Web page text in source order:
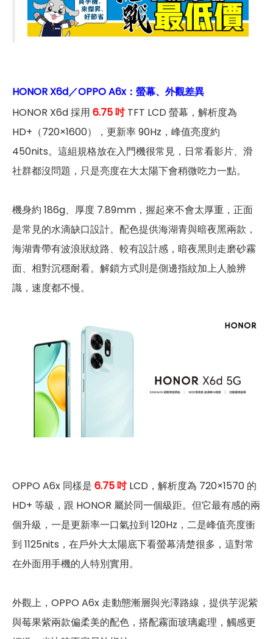
HONOR X6d／OPPO A6x：螢幕、外觀差異
HONOR X6d 採用 6.75 吋TFT LCD 螢幕，解析度為
HD+（720×1600），更新率 90Hz，峰值亮度約
450nits。這組規格放在入門機很常見，日常看影片、滑
社群都沒問題，只是亮度在大太陽下會稍微吃力一點。
機身約 186g、厚度 7.89mm，握起來不會太厚重，正面
是常見的水滴缺口設計。配色提供海湖青與暗夜黑兩款，
海湖青帶有波浪狀紋路、較有設計感，暗夜黑則走磨砂霧
面、相對沉穩耐看。解鎖方式則是側邊指紋加上人臉辨
識，速度都不慢。
OPPO A6x 同樣是 6.75 吋LCD，解析度為 720×1570 的
HD+ 等級，跟 HONOR 屬於同一個級距。但它最有感的兩
個升級，一是更新率一口氣拉到 120Hz，二是峰值亮度衝
到 1125nits，在戶外大太陽底下看螢幕清楚很多，這對常
在外面用手機的人特別實用。
外觀上，OPPO A6x 走動態漸層與光澤路線，提供芋泥紫
與莓果紫兩款偏柔美的配色，搭配霧面玻璃處理，觸感更